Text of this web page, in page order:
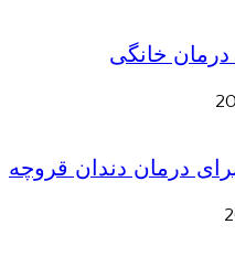
خانگی
درمان دندان قروچه